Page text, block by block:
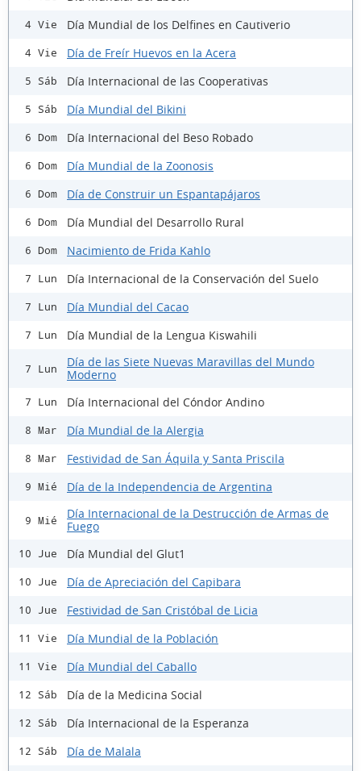
4 Vie Día Mundial de los Delfines en Cautiverio
4 Vie Día de Freír Huevos en la Acera
5 Sáb Día Internacional de las Cooperativas
5 Sáb Día Mundial del Bikini
6 Dom Día Internacional del Beso Robado
6 Dom Día Mundial de la Zoonosis
6 Dom Día de Construir un Espantapájaros
6 Dom Día Mundial del Desarrollo Rural
6 Dom Nacimiento de Frida Kahlo
7 Lun Día Internacional de la Conservación del Suelo
7 Lun Día Mundial del Cacao
7 Lun Día Mundial de la Lengua Kiswahili
7 Lun
Día de las Siete Nuevas Maravillas del Mundo
Moderno
7 Lun Día Internacional del Cóndor Andino
8 Mar Día Mundial de la Alergia
8 Mar Festividad de San Áquila y Santa Priscila
9 Mié Día de la Independencia de Argentina
9 Mié
Día Internacional de la Destrucción de Armas de
Fuego
10 Jue Día Mundial del Glut1
10 Jue Día de Apreciación del Capibara
10 Jue Festividad de San Cristóbal de Licia
11 Vie Día Mundial de la Población
11 Vie Día Mundial del Caballo
12 Sáb Día de la Medicina Social
12 Sáb Día Internacional de la Esperanza
12 Sáb Día de Malala